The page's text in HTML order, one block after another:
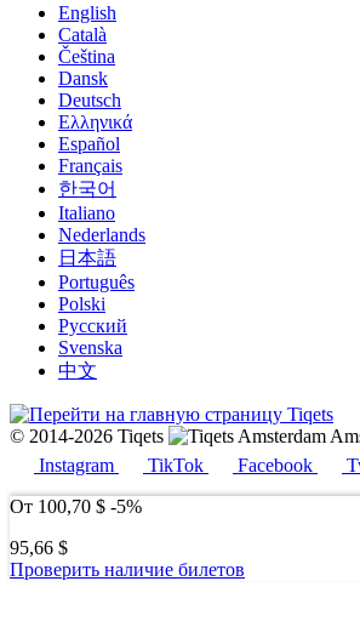
English
Català
Čeština
Dansk
Deutsch
Ελληνικά
Español
Français
한국어
Italiano
Nederlands
日本語
Português
Polski
Русский
Svenska
中文
© 2014-2026 Tiqets
Instagram
TikTok Facebook
От 100,70 $ -5%
95,66 $
Проверить наличие билетов